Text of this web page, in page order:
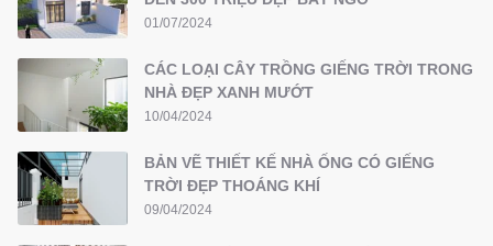
01/07/2024
CÁC LOẠI CÂY TRỒNG GIẾNG TRỜI TRONG
NHÀ ĐẸP XANH MƯỚT
10/04/2024
BẢN VẼ THIẾT KẾ NHÀ ỐNG CÓ GIẾNG
TRỜI ĐẸP THOÁNG KHÍ
09/04/2024